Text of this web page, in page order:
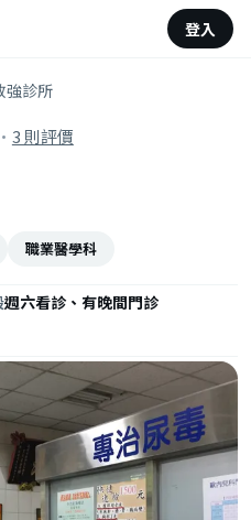
登入
強診所
3 則評價
職業醫學科
週六看診、有晚間門診